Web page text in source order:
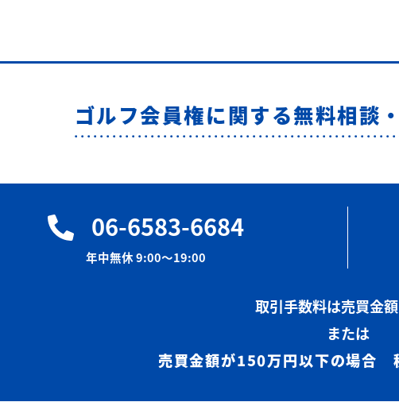
ゴルフ会員権に関する無料相談
06-6583-6684
年中無休 9:00〜19:00
取引手数料は売買金
または
売買金額が150万円以下の場合